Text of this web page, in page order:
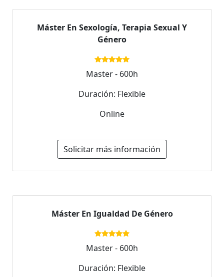
Máster En Sexología, Terapia Sexual Y
Género
Master - 600h
Duración: Flexible
Online
Solicitar más información
Máster En Igualdad De Género
Master - 600h
Duración: Flexible